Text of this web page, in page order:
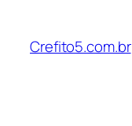
Crefito5.com.br